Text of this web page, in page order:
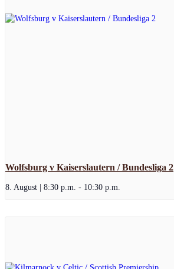
Wolfsburg v Kaiserslautern / Bundesliga 2
8. August | 8:30 p.m. - 10:30 p.m.